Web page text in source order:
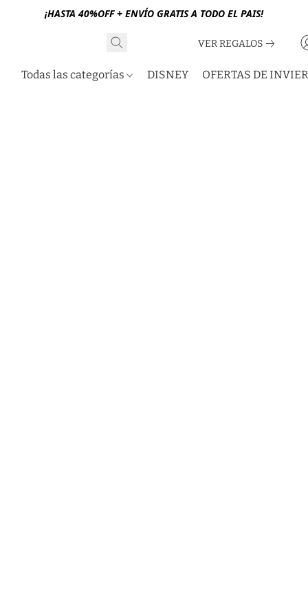
¡HASTA 40%OFF + ENVÍO GRATIS A TODO EL PAIS!
VER REGALOS
Todas las categorías DISNEY OFERTAS DE